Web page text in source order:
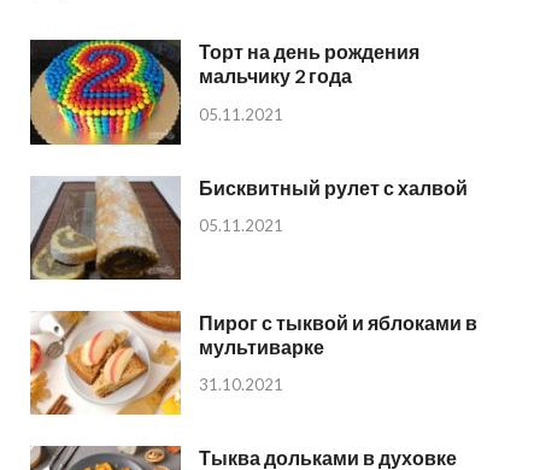
Торт на день рождения
мальчику 2 года
05.11.2021
Бисквитный рулет с халвой
05.11.2021
Пирог с тыквой и яблоками в
мультиварке
31.10.2021
Тыква дольками в духовке